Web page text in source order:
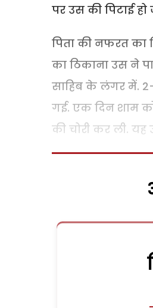
पर उस की पिटाई हो
पिता की नफरत का
का ठिकाना उस ने
साहिब के लंगर में. 2-
गई. एक दिन शाम
की चोरी कर ली. यह